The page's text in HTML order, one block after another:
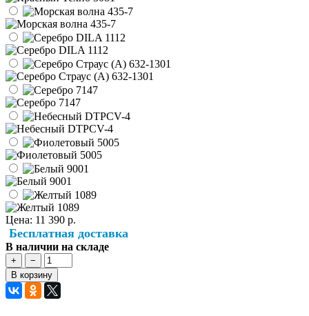
Цена: 11 390 р.
Бесплатная доставка
В наличии на складе
+
−
В корзину